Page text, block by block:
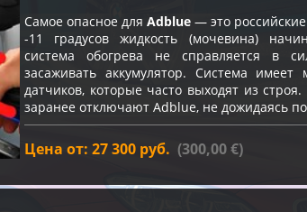
Самое опасное для Adblue — это
-11 градусов жидкость (мочевина)
система обогрева не справляется в
засаживать аккумулятор. Система имеет
датчиков, которые часто выходят из
заранее отключают Adblue, не дожидаясь
Цена от: 27 300 руб. (300,00 €)